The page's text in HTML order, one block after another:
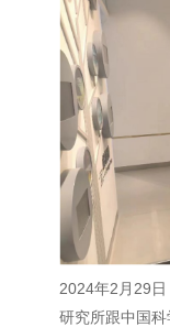
2024年2月29
研究所跟中国